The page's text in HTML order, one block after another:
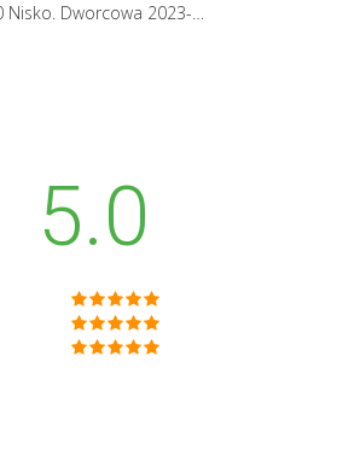
Nisko, 37-400 Nisko. Dworcowa 2023-11-12
5.0